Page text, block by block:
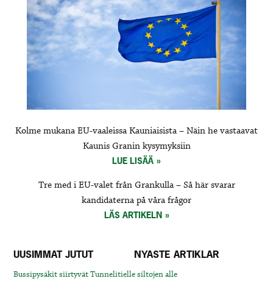
Kolme mukana EU-vaaleissa Kauniaisista – Näin he vastaavat
Kaunis Granin kysymyksiin
LUE LISÄÄ
Tre med i EU-valet från Grankulla – Så här svarar
kandidaterna på våra frågor
LÄS ARTIKELN
UUSIMMAT JUTUT NYASTE ARTIKLAR
Bussipysäkit siirtyvät Tunnelitielle siltojen alle